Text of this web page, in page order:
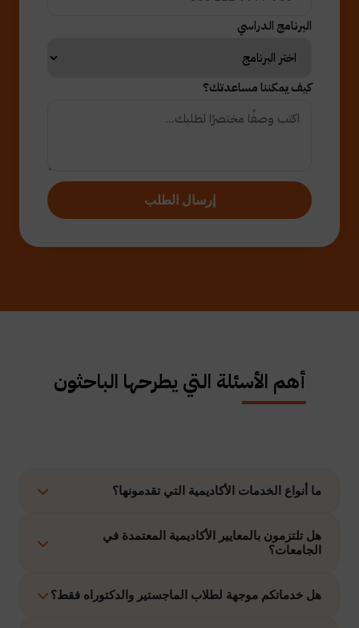
البرنامج الدراسي
كيف يمكننا مساعدتك؟
إرسال الطلب
أهم الأسئلة التي يطرحها الباحثون
ما أنواع الخدمات الأكاديمية التي تقدمونها؟
نوفر حلولًا متكاملة تشمل إعداد الرسائل العلمية، الاستشارات
الأكاديمية، التحليل الإحصائي، إعداد خطة البحث، نشر الأبحاث،
هل تلتزمون بالمعايير الأكاديمية المعتمدة في
الجامعات؟
نعم، نلتزم بتنفيذ جميع الأعمال وفق ضوابط الدراسات العليا
هل خدماتكم موجهة لطلاب الماجستير والدكتوراه فقط؟